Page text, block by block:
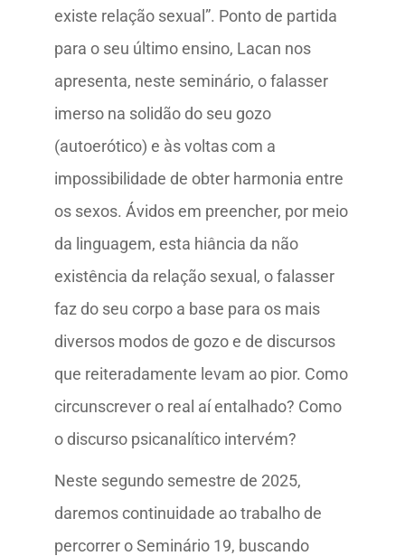
existe relação sexual”. Ponto de partida
para o seu último ensino, Lacan nos
apresenta, neste seminário, o falasser
imerso na solidão do seu gozo
(autoerótico) e às voltas com a
impossibilidade de obter harmonia entre
os sexos. Ávidos em preencher, por meio
da linguagem, esta hiância da não
existência da relação sexual, o falasser
faz do seu corpo a base para os mais
diversos modos de gozo e de discursos
que reiteradamente levam ao pior. Como
circunscrever o real aí entalhado? Como
o discurso psicanalítico intervém?
Neste segundo semestre de 2025,
daremos continuidade ao trabalho de
percorrer o Seminário 19, buscando